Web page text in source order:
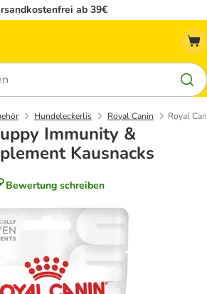
ab 39€
Hundeleckerlis Royal Canin Royal
Immunity &
Kausnacks
Bewertung schreiben